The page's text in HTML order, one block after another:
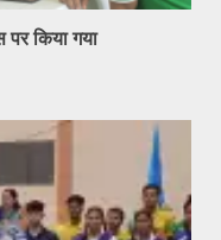
किया गया